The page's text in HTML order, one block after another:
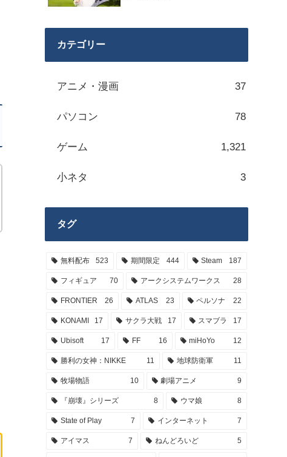
カテゴリー
アニメ・漫画 37
パソコン 78
ゲーム 1,321
小ネタ 3
タグ
無料配布 523 期間限定 444 Steam 187
フィギュア 70 アークシステムワークス 28
FRONTIER 26 ATLAS 23 ペルソナ 22
KONAMI 17 サクラ大戦 17 スマブラ 17
Ubisoft 17 FF 16 miHoYo 12
勝利の女神：NIKKE 11 地球防衛軍 11
牧場物語 10 劇場アニメ 9
『崩壊』シリーズ 8 ウマ娘 8
State of Play 7 インターネット 7
アイマス 7 ねんどろいど 5